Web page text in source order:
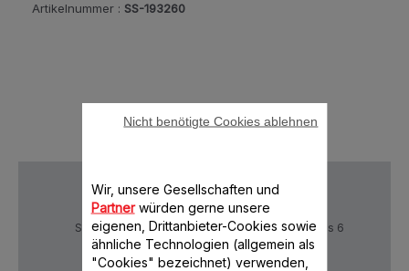
Artikelnummer : SS-193260
Sichere Zahlung
Lieferzeiten: 5 bis 6
Verktage
Wir, unsere Gesellschaften und
Partnerwürden gerne unsere
eigenen, Drittanbieter-Cookies sowie
ähnliche Technologien (allgemein als
"Cookies" bezeichnet) verwenden,
Nicht benötigte Cookies ablehnen